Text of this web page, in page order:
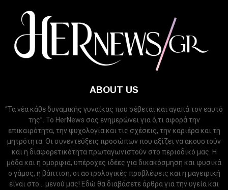
ABOUT US
“Τα νέα κάθε δυναμικής γυναίκας που σέβεται και αγαπά τον εαυτό
της”. Το HerNews σας ενημερώνει για ό,τι αφορά την
επικαιρότητα, την ψυχολογία και τις σχέσεις, την καριέρα και τη
μητρότητα. Οι συνεντεύξεις προσώπων που αξίζει να ακουστούν
και η διαφορετικότητα πρωταγωνιστούν στο περιοδικό μας. Η
μόδα και η ομορφιά, υπέροχες ιδέες για δικακόσμηση και φυσικά
ο γάμος, η βάπτιση, οι αστρολογικές προβλέψεις και η μαγειρική
είναι στο... μενού μας! Εδώ θα διαβάσετε άρθρα για την υγεία και